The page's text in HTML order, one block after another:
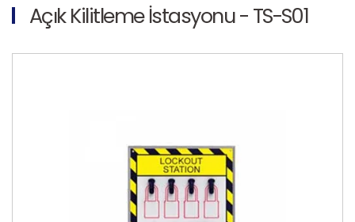
Açık Kilitleme İstasyonu - TS-S01